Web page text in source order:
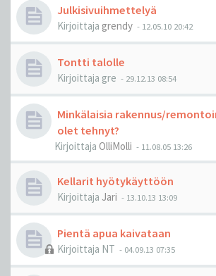
Julkisivuihmettelyä
Kirjoittaja grendy - 12.05.10 20:42
Tontti talolle
Kirjoittaja gre - 29.12.13 08:54
Minkälaisia rakennus/
olet tehnyt?
Kirjoittaja OlliMolli - 11.08.05 13:26
Kellarit hyötykäyttöön
Kirjoittaja Jari - 13.10.13 13:09
Pientä apua kaivataan
Kirjoittaja NT - 04.09.13 07:35